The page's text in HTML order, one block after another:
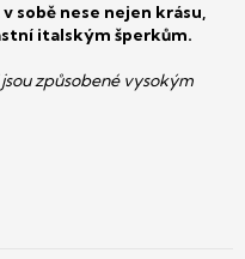
sobě nese nejen krásu,
italským šperkům.
způsobené vysokým